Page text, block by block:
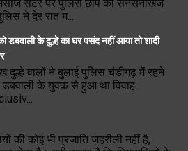
सेंटर पर पुलिस छापे का सनसनीखेज
ने देर रात म...
डबवाली के दुल्हे का घर पसंद नहीं आया तो शादी
दुल्हे वालों ने बुलाई पुलिस चंडीगढ़ में रहने
डबवाली के युवक से हुआ था विवाह
की कोई भी प्रजाति जहरीली नहीं है,